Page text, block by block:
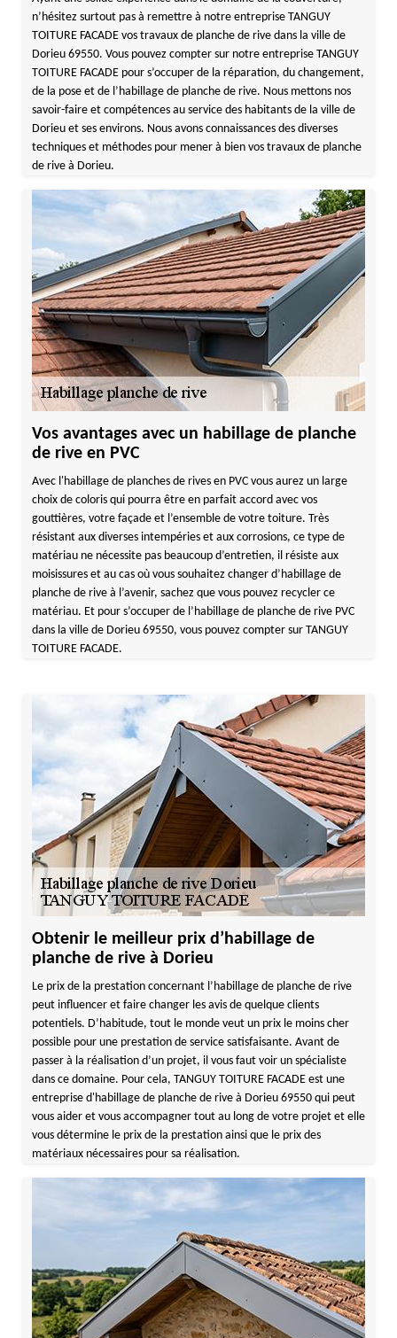
n’hésitez surtout pas à remettre à notre entreprise TANGUY
TOITURE FACADE vos travaux de planche de rive dans la ville de
Dorieu 69550. Vous pouvez compter sur notre entreprise TANGUY
TOITURE FACADE pour s’occuper de la réparation, du changement,
de la pose et de l’habillage de planche de rive. Nous mettons nos
savoir-faire et compétences au service des habitants de la ville de
Dorieu et ses environs. Nous avons connaissances des diverses
techniques et méthodes pour mener à bien vos travaux de planche
de rive à Dorieu.
Vos avantages avec un habillage de planche
de rive en PVC
Avec l'habillage de planches de rives en PVC vous aurez un large
choix de coloris qui pourra être en parfait accord avec vos
gouttières, votre façade et l’ensemble de votre toiture. Très
résistant aux diverses intempéries et aux corrosions, ce type de
matériau ne nécessite pas beaucoup d’entretien, il résiste aux
moisissures et au cas où vous souhaitez changer d’habillage de
planche de rive à l’avenir, sachez que vous pouvez recycler ce
matériau. Et pour s’occuper de l’habillage de planche de rive PVC
dans la ville de Dorieu 69550, vous pouvez compter sur TANGUY
TOITURE FACADE.
Obtenir le meilleur prix d’habillage de
planche de rive à Dorieu
Le prix de la prestation concernant l’habillage de planche de rive
peut influencer et faire changer les avis de quelque clients
potentiels. D’habitude, tout le monde veut un prix le moins cher
possible pour une prestation de service satisfaisante. Avant de
passer à la réalisation d’un projet, il vous faut voir un spécialiste
dans ce domaine. Pour cela, TANGUY TOITURE FACADE est une
entreprise d'habillage de planche de rive à Dorieu 69550 qui peut
vous aider et vous accompagner tout au long de votre projet et elle
vous détermine le prix de la prestation ainsi que le prix des
matériaux nécessaires pour sa réalisation.